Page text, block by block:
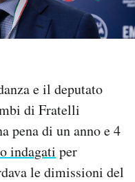
e il deputato
di Fratelli
pena di un anno e 4
indagati per
le dimissioni del